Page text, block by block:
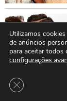
Utilizamos
de anúncios
para aceitar todos
configurações
Close GDPR